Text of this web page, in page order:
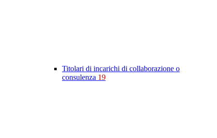
Titolari di incarichi di collaborazione o
consulenza 19